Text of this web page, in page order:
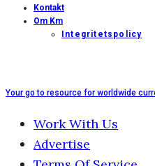
Kontakt
Om Km
Integritetspolicy
Your go to resource for worldwide
Work With Us
Advertise